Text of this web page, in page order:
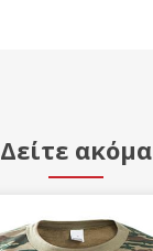
Δείτε ακόμα